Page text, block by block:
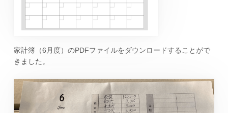
家計簿（6月度）のPDFファイルをダウンロードすることがで
きました。